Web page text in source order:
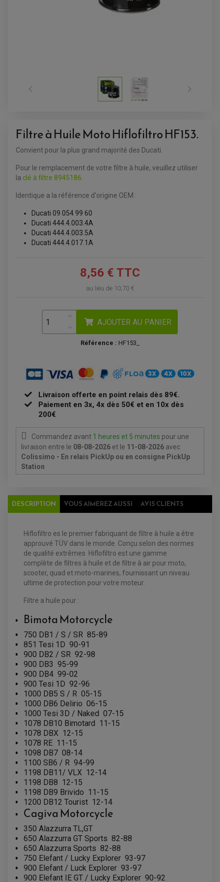
RÉGLAGE RAPIDE DE FOURCHE
AMORTISSEUR / SUSPENSION
AMORTISSEUR DE DIRECTION
ALARME
ANTIVOL
SUPPORT ANTIVOL
BAGAGERIE
BAGAGERIE SOUPLE
ACCESSOIRE GPS, SMARTPHONE
SELLE CONFORT
SUPPORT TOP CASE
SUPPORT VALISE LATERAL
TOP CASE ET VALISES
ÉCHAPPEMENT MOTO
SILENCIEUX / ÉCHAPPEMENT MOTO
ACCESSOIRE ÉCHAPPEMENT
ÉLECTRICITÉ
ACCESSOIRES ELECTRIQUE
ÉCHAPEMENT SCOOTER
ÉCHAPPEMENT SCOOTER
ELECTRICITÉ
CLIGNOTANT TYPE ORIGINE
BATTERIE SCOOTER
ACCESSOIRES QUAD
ACCESSOIRES ANODISES POUR QUAD
BOUCHON DE RÉSERVOIR QUAD
GUIDON QUAD
KIT DÉCO QUAD / SSV
KIT POIGNÉE DE GAZ QUAD
POIGNÉE QUAD
PROTÈGE-MAINS
PONTETS / REHAUSSES DE GUIDON
REPOSE PIED QUAD
BAGAGERIE / TREUIL / ATTELAGE
COFFRE / TOP CASE QUAD
TREUIL ET ATTELAGE QUAD-SSV
ÉCHAPPEMENT QUAD
ÉCHAPPEMENT QUAD
ENTRETIEN QUAD / SSV
BATTERIE
FILTRE A AIR BMC QUAD
FILTRE A AIR QUAD
FILTRE A HUILE QUAD
ÉQUIPEMENT ÉLECTRIQUE
ACCESSOIRES ÉLECTRIQUE ENDURO
PLAQUE PHARE
COMPTEUR D'HEURE
DÉMARREUR
CONDENSATEUR
BOBINE D'ALLUMAGE
COUPE-CONTACT
TRANSMISSION
KIT CHAÎNE
PATIN DE BRAS OSCILLANT
ROULETTE DE CHAÎNE
EMBRAYAGE OFF ROAD
PIÈCE MOTEUR
 
Filtre à Huile Moto Hiflofiltro HF153.
Convient pour la plus grand majorité des Ducati.
Pour le remplacement de votre filtre à huile, veuillez utiliser
la clé à filtre 8945186
Identique a la référence d'origine OEM :
Ducati 09 054 99 60
Ducati 444.4.003.4A
Ducati 444.4.003.5A
Ducati 444.4.017.1A
8,56 € TTC
au lieu de 10,70 €
AJOUTER AU PANIER
Référence : HF153_
Livraison offerte en point relais dès 89€.
Paiement en 3x, 4x dès 50€ et en 10x dès
200€
Commandez avant 1 heures et 5 minutes pour une
livraison entre le 08-08-2026 et le 11-08-2026 avec
Colissimo - En relais PickUp ou en consigne PickUp
Station
DESCRIPTION VOUS AIMEREZ AUSSI AVIS CLIENTS
Hiflofiltro es le premier fabriquant de filtre à huile a être
approuvé TÜV dans le monde. Conçu selon des normes
de qualité extrêmes Hiflofiltro est une gamme
complète de filtres à huile et de filtre à air pour moto,
scooter, quad et moto-marines, fournissant un niveau
ultime de protection pour votre moteur.
Filtre a huile pour :
BimotaMotorcycle
750 DB1 / S / SR 85-89
851 Tesi 1D 90-91
900 DB2 / SR 92-98
900 DB3 95-99
900 DB4 99-02
900 Tesi 1D 92-96
1000 DB5 S / R 05-15
1000 DB6 Delirio 06-15
1000 Tesi 3D / Naked 07-15
1078 DB10 Bimotard 11-15
1078 DBX 12-15
1078 RE 11-15
1098 DB7 08-14
1100 SB6 / R 94-99
1198 DB11/ VLX 12-14
1198 DB8 12-15
1198 DB9 Brivido 11-15
1200 DB12 Tourist 12-14
CagivaMotorcycle
350 Alazzurra TL,GT
650 Alazzurra GT Sports 82-88
650 Alazzurra Sports 82-88
750 Elefant / Lucky Explorer 93-97
900 Elefant / Luck Explorer 93-97
900 Elefant IE GT / Lucky Explorer 90-92